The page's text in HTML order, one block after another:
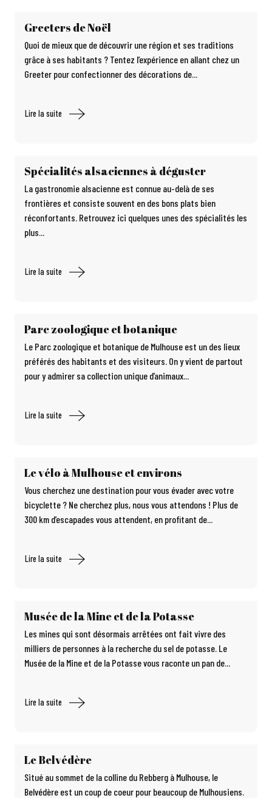
Greeters de Noël
Quoi de mieux que de découvrir une région et ses traditions
grâce à ses habitants ? Tentez l’expérience en allant chez un
Greeter pour confectionner des décorations de...
Lire la suite
Spécialités alsaciennes à déguster
La gastronomie alsacienne est connue au-delà de ses
frontières et consiste souvent en des bons plats bien
réconfortants. Retrouvez ici quelques unes des spécialités les
plus...
Lire la suite
Parc zoologique et botanique
Le Parc zoologique et botanique de Mulhouse est un des lieux
préférés des habitants et des visiteurs. On y vient de partout
pour y admirer sa collection unique d’animaux...
Lire la suite
Le vélo à Mulhouse et environs
Vous cherchez une destination pour vous évader avec votre
bicyclette ? Ne cherchez plus, nous vous attendons ! Plus de
300 km d’escapades vous attendent, en profitant de...
Lire la suite
Musée de la Mine et de la Potasse
Les mines qui sont désormais arrêtées ont fait vivre des
milliers de personnes à la recherche du sel de potasse. Le
Musée de la Mine et de la Potasse vous raconte un pan de...
Lire la suite
Le Belvédère
Situé au sommet de la colline du Rebberg à Mulhouse, le
Belvédère est un coup de coeur pour beaucoup de Mulhousiens.